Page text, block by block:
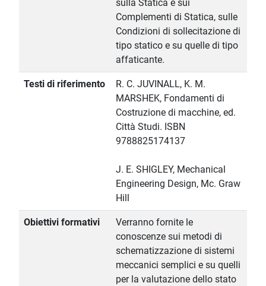
sulla Statica e sui
Complementi di Statica, sulle
Condizioni di sollecitazione di
tipo statico e su quelle di tipo
affaticante.
Testi di riferimento
R. C. JUVINALL, K. M.
MARSHEK, Fondamenti di
Costruzione di macchine, ed.
Città Studi. ISBN
9788825174137
J. E. SHIGLEY, Mechanical
Engineering Design, Mc. Graw
Hill
Obiettivi formativi
Verranno fornite le
conoscenze sui metodi di
schematizzazione di sistemi
meccanici semplici e su quelli
per la valutazione dello stato